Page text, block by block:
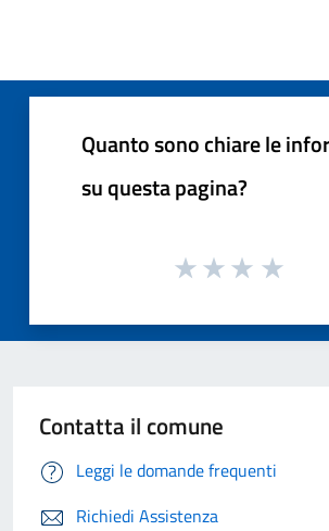
Quanto sono chiare le
su questa pagina?
Contatta il comune
Leggi le domande frequenti
Richiedi Assistenza